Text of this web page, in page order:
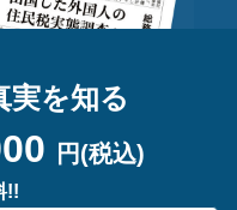
実を知る
円(税込)
!!